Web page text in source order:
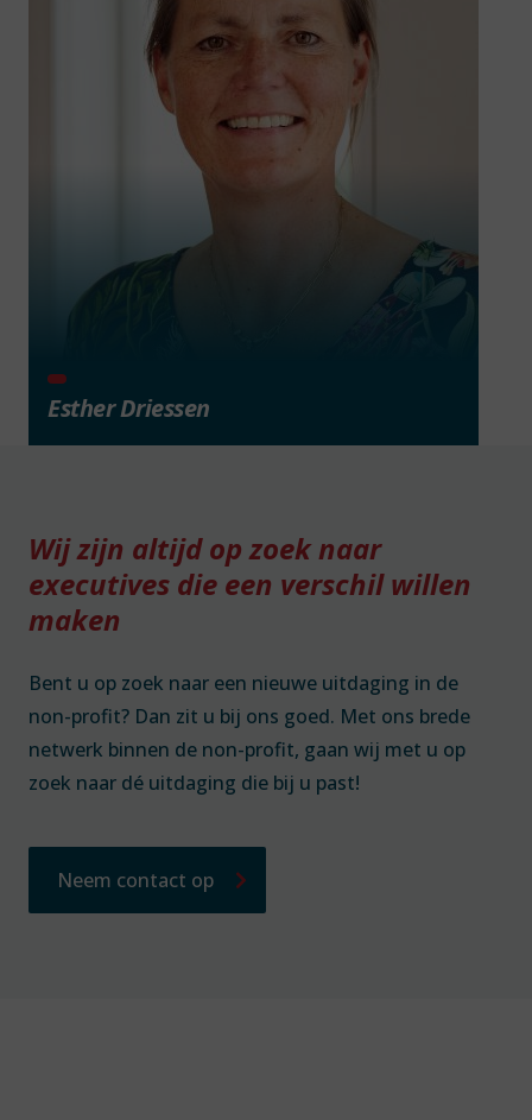
Esther Driessen
Wij zijn altijd op zoek naar
executives die een verschil willen
maken
Bent u op zoek naar een nieuwe uitdaging in de
non-profit? Dan zit u bij ons goed. Met ons brede
netwerk binnen de non-profit, gaan wij met u op
zoek naar dé uitdaging die bij u past!
Neem contact op